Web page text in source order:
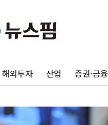
해외투자 산업 증권·금융